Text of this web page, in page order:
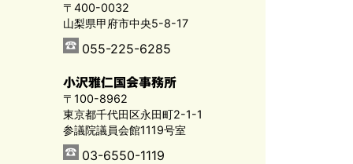
〒400-0032
山梨県甲府市中央5-8-17
055-225-6285
小沢雅仁国会事務所
〒100-8962
東京都千代田区永田町2-1-1
参議院議員会館1119号室
03-6550-1119